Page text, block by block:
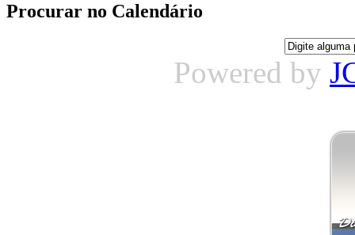
Procurar no Calendário
Powered by